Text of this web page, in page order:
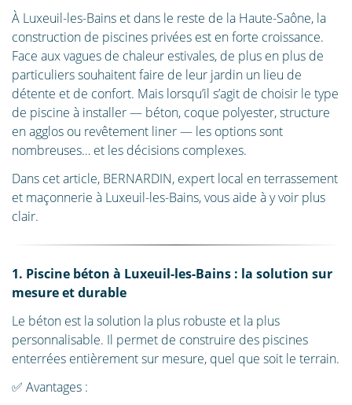
À Luxeuil-les-Bains et dans le reste de la Haute-Saône, la
construction de piscines privées est en forte croissance.
Face aux vagues de chaleur estivales, de plus en plus de
particuliers souhaitent faire de leur jardin un lieu de
détente et de confort. Mais lorsqu’il s’agit de choisir le type
de piscine à installer — béton, coque polyester, structure
en agglos ou revêtement liner — les options sont
nombreuses… et les décisions complexes.
Dans cet article, BERNARDIN, expert local en terrassement
et maçonnerie à Luxeuil-les-Bains, vous aide à y voir plus
clair.
1. Piscine béton à Luxeuil-les-Bains : la solution sur
mesure et durable
Le béton est la solution la plus robuste et la plus
personnalisable. Il permet de construire des piscines
enterrées entièrement sur mesure, quel que soit le terrain.
✅ Avantages :